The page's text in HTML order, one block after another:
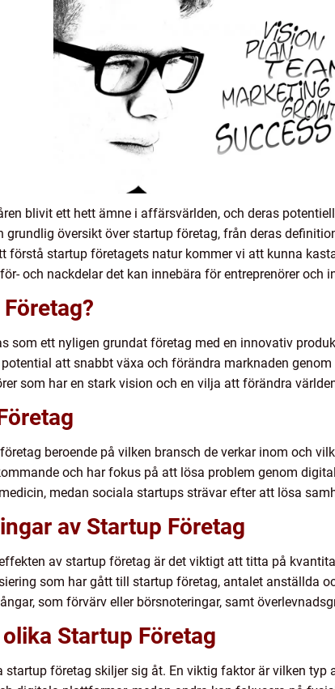
blivit ett hett ämne i affärsvärlden, och deras
grundlig översikt över startup företag, från deras
förstå startup företagets natur kommer vi att kunna
och nackdelar det kan innebära för entreprenörer och
som ett nyligen grundat företag med en innovativ
att snabbt växa och förändra marknaden
som har en stark vision och en vilja att förändra
beroende på vilken bransch de verkar inom och
och har fokus på att lösa problem genom
medan sociala startups strävar efter att lösa
av Startup Företag
av startup företag är det viktigt att titta på
som har gått till startup företag, antalet anställda
som förvärv eller börsnoteringar, samt
Startup Företag
startup företag skiljer sig åt. En viktig faktor är vilken